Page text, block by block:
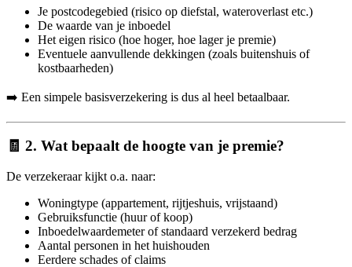
Je postcodegebied (risico op diefstal, wateroverlast etc.)
De waarde van je inboedel
Het eigen risico (hoe hoger, hoe lager je premie)
Eventuele aanvullende dekkingen (zoals buitenshuis of
kostbaarheden)
➡️ Een simpele basisverzekering is dus al heel betaalbaar.
🧾 2. Wat bepaalt de hoogte van je premie?
De verzekeraar kijkt o.a. naar:
Woningtype (appartement, rijtjeshuis, vrijstaand)
Gebruiksfunctie (huur of koop)
Inboedelwaardemeter of standaard verzekerd bedrag
Aantal personen in het huishouden
Eerdere schades of claims